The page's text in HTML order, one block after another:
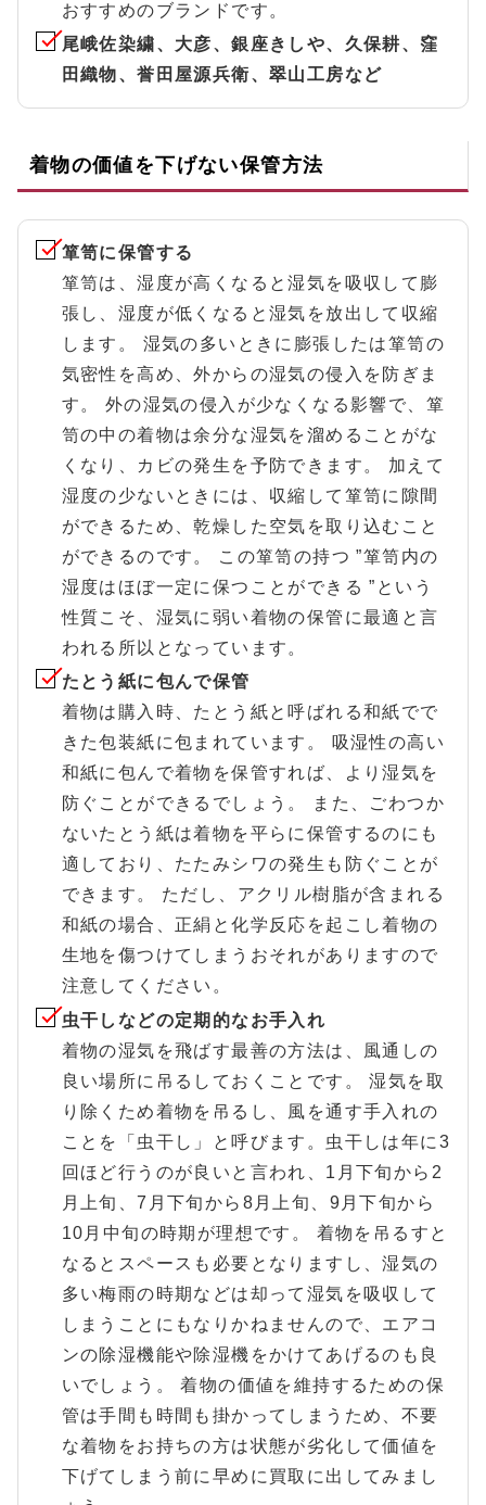
おすすめのブランドです。
尾峨佐染繍、大彦、銀座きしや、久保耕、窪
田織物、誉田屋源兵衛、翠山工房など
着物の価値を下げない保管方法
箪笥に保管する
箪笥は、湿度が高くなると湿気を吸収して膨
張し、湿度が低くなると湿気を放出して収縮
します。 湿気の多いときに膨張したは箪笥の
気密性を高め、外からの湿気の侵入を防ぎま
す。 外の湿気の侵入が少なくなる影響で、箪
笥の中の着物は余分な湿気を溜めることがな
くなり、カビの発生を予防できます。 加えて
湿度の少ないときには、収縮して箪笥に隙間
ができるため、乾燥した空気を取り込むこと
ができるのです。 この箪笥の持つ ”箪笥内の
湿度はほぼ一定に保つことができる ”という
性質こそ、湿気に弱い着物の保管に最適と言
われる所以となっています。
たとう紙に包んで保管
着物は購入時、たとう紙と呼ばれる和紙でで
きた包装紙に包まれています。 吸湿性の高い
和紙に包んで着物を保管すれば、より湿気を
防ぐことができるでしょう。 また、ごわつか
ないたとう紙は着物を平らに保管するのにも
適しており、たたみシワの発生も防ぐことが
できます。 ただし、アクリル樹脂が含まれる
和紙の場合、正絹と化学反応を起こし着物の
生地を傷つけてしまうおそれがありますので
注意してください。
虫干しなどの定期的なお手入れ
着物の湿気を飛ばす最善の方法は、風通しの
良い場所に吊るしておくことです。 湿気を取
り除くため着物を吊るし、風を通す手入れの
ことを「虫干し」と呼びます。虫干しは年に3
回ほど行うのが良いと言われ、1月下旬から2
月上旬、7月下旬から8月上旬、9月下旬から
10月中旬の時期が理想です。 着物を吊るすと
なるとスペースも必要となりますし、湿気の
多い梅雨の時期などは却って湿気を吸収して
しまうことにもなりかねませんので、エアコ
ンの除湿機能や除湿機をかけてあげるのも良
いでしょう。 着物の価値を維持するための保
管は手間も時間も掛かってしまうため、不要
な着物をお持ちの方は状態が劣化して価値を
下げてしまう前に早めに買取に出してみまし